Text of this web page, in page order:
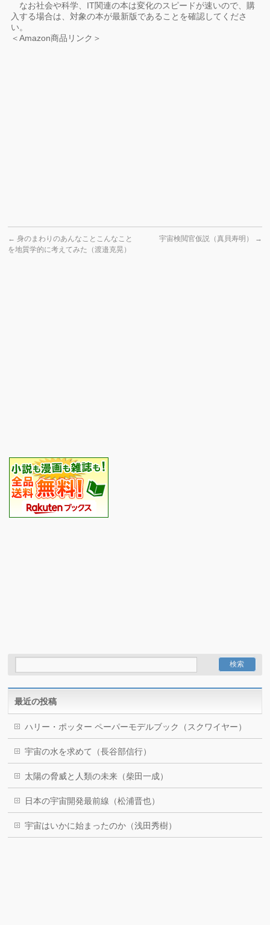
なお社会や科学、IT関連の本は変化のスピードが速いので、購
入する場合は、対象の本が最新版であることを確認してくださ
い。
＜Amazon商品リンク＞
← 身のまわりのあんなことこんなこと
を地質学的に考えてみた（渡邉克晃）
宇宙検閲官仮説（真貝寿明） →
最近の投稿
ハリー・ポッター ペーパーモデルブック（スクワイヤー）
宇宙の水を求めて（長谷部信行）
太陽の脅威と人類の未来（柴田一成）
日本の宇宙開発最前線（松浦晋也）
宇宙はいかに始まったのか（浅田秀樹）